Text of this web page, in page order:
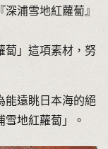
浦雪地紅蘿蔔』
蔔」這項素材，努
能遠眺日本海的絕
地紅蘿蔔」。